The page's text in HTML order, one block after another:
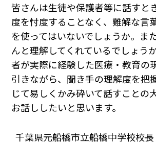
皆さんは生徒や保護者等に話すと
度を忖度することなく、難解な言
を使ってはいないでしょうか。ま
んと理解してくれているでしょう
者が実際に経験した医療・教育の
引きながら、聞き手の理解度を把
じて易しくかみ砕いて話すことの
お話ししたいと思います。
千葉県元船橋市立船橋中学校校